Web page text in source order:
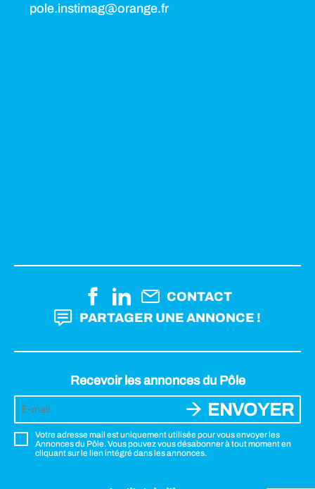
pole.instimag@orange.fr
CONTACT
PARTAGER UNE ANNONCE !
Recevoir les annonces du Pôle
Votre adresse mail est uniquement utilisée pour vous envoyer les
Annonces du Pôle. Vous pouvez vous désabonner à tout moment en
cliquant sur le lien intégré dans les annonces.
ENVOYER